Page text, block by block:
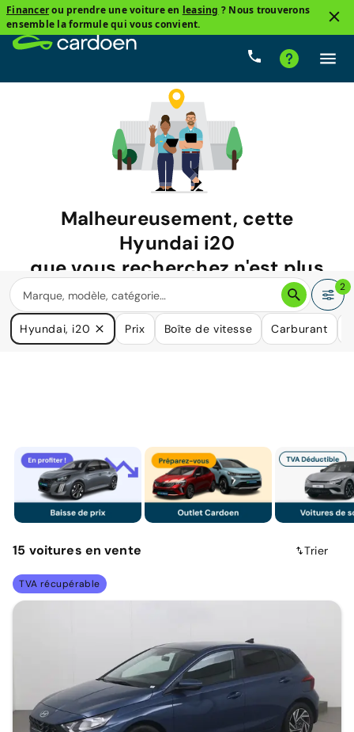
Financerou prendre une voiture en leasing ? Nous trouverons
ensemble la formule qui vous convient.
Malheureusement, cette
Hyundai i20
que vous recherchez n'est plus
disponible.
Nous avons de nombreuses voitures qui pourraient répondre
à vos besoins.
2
Hyundai, i20 Prix Boîte de vitesse Carburant
15 voitures en vente Trier
TVA récupérable